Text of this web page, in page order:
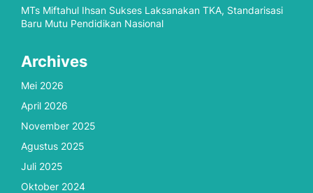
MTs Miftahul Ihsan Sukses Laksanakan TKA, Standarisasi
Baru Mutu Pendidikan Nasional
Archives
Mei 2026
April 2026
November 2025
Agustus 2025
Juli 2025
Oktober 2024